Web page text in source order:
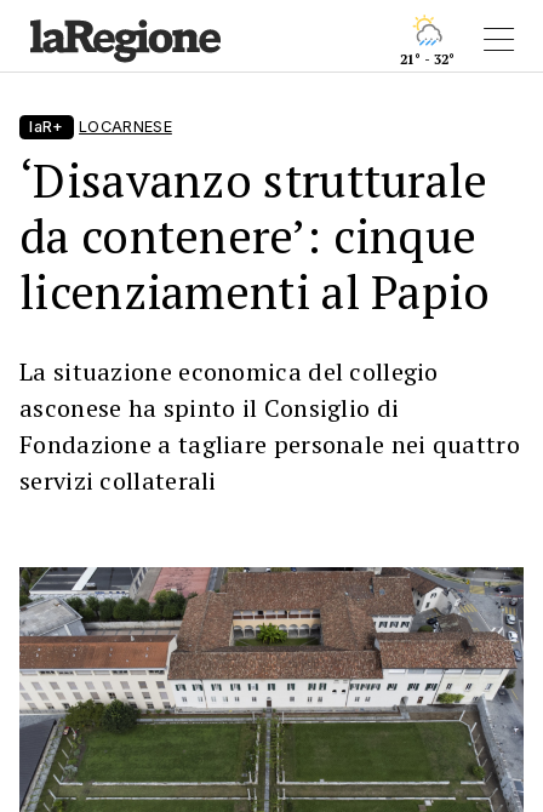
21° - 32°
laR+ LOCARNESE
‘Disavanzo strutturale
da contenere’: cinque
licenziamenti al Papio
La situazione economica del collegio
asconese ha spinto il Consiglio di
Fondazione a tagliare personale nei quattro
servizi collaterali